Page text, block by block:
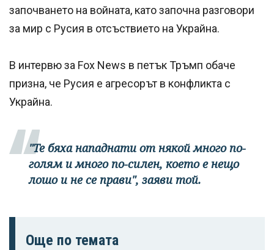
започването на войната, като започна разговори
за мир с Русия в отсъствието на Украйна.
В интервю за Fox News в петък Тръмп обаче
призна, че Русия е агресорът в конфликта с
Украйна.
"Те бяха нападнати от някой много по-
голям и много по-силен, което е нещо
лошо и не се прави", заяви той.
Още по темата